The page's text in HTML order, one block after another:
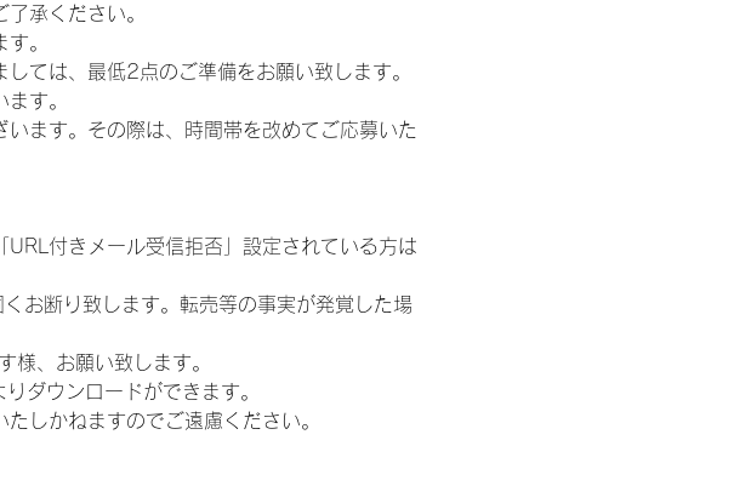
承ください。
。
ては、最低2点のご準備をお願い致します。
す。
ます。その際は、時間帯を改めてご応募いた
付きメール受信拒否」設定されている方は
お断り致します。転売等の事実が発覚した場
様、お願い致します。
ダウンロードができます。
しかねますのでご遠慮ください。